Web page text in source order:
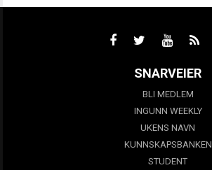
SNARVEIER
BLI MEDLEM
INGUNN WEEKLY
UKENS NAVN
KUNNSKAPSBANKEN
STUDENT